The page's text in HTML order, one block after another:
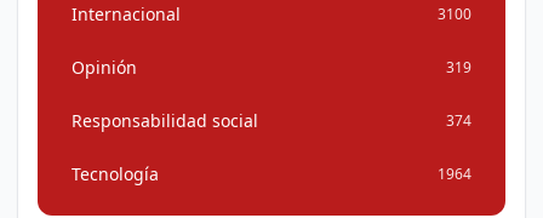
Internacional 3100
Opinión 319
Responsabilidad social 374
Tecnología 1964